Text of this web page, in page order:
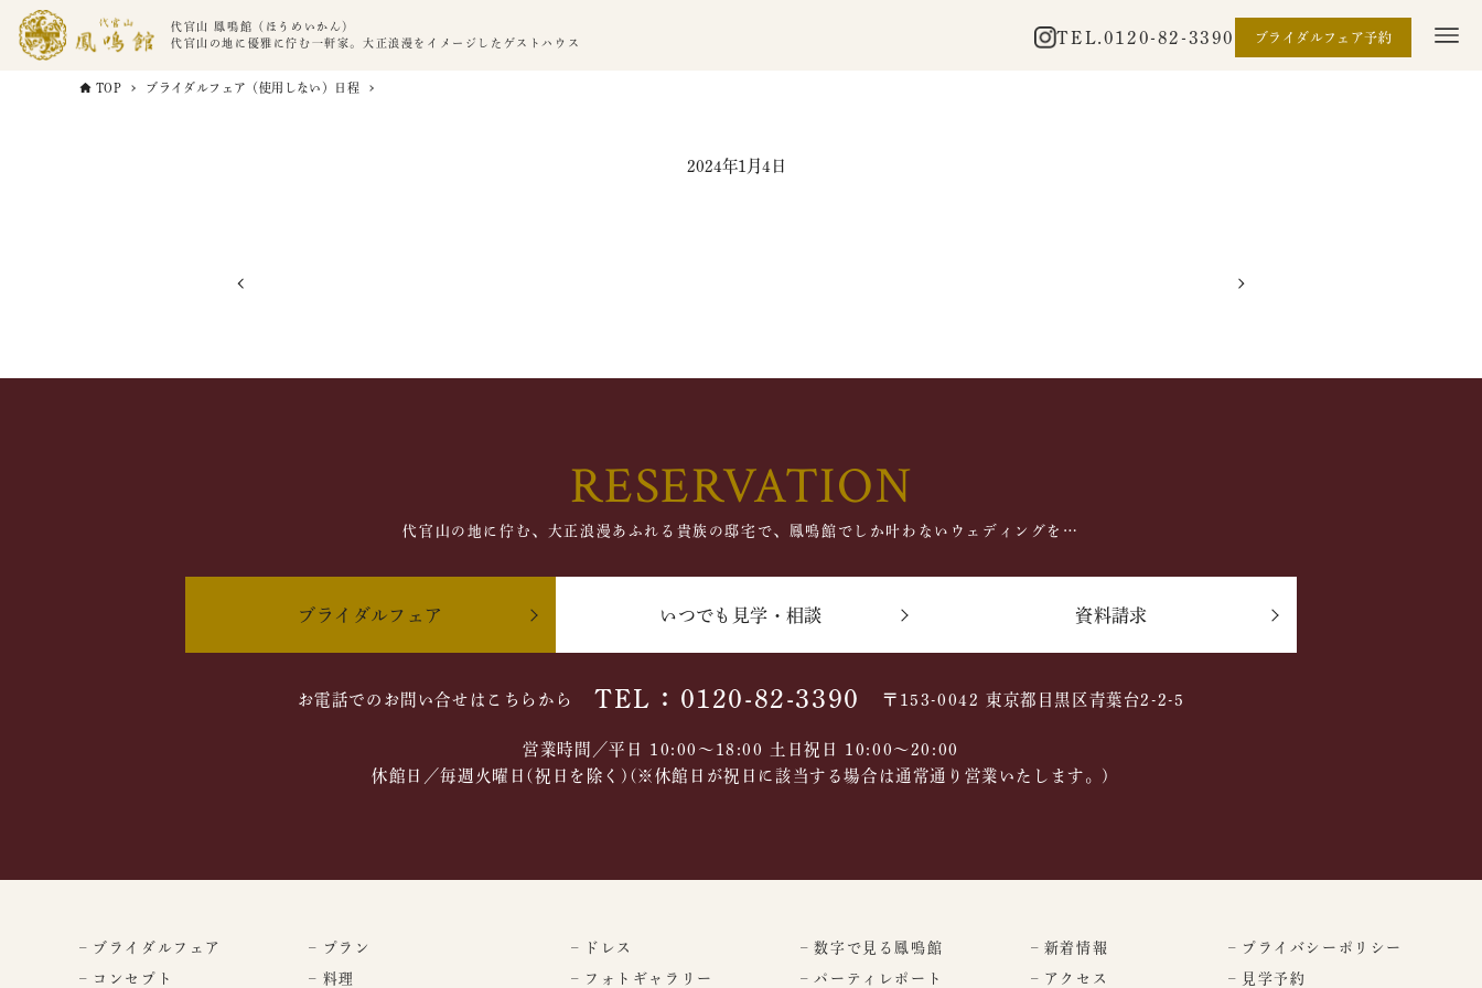
代官山 鳳鳴館（ほうめいかん）
代官山の地に優雅に佇む一軒家。大正浪漫をイメージしたゲストハウス
TEL. 0120-82-3390 ブライダルフェア予約
TOP ブライダルフェア（使用しない）日程
2024年1月4日
RESERVATION
代官山の地に佇む、大正浪漫あふれる貴族の邸宅で、鳳鳴館でしか叶わないウェディングを…
ブライダルフェア いつでも見学・相談 資料請求
お電話でのお問い合せはこちらから TEL：0120-82-3390 〒153-0042 東京都目黒区青葉台2-2-5
営業時間／平日 10:00～18:00 土日祝日 10:00〜20:00
休館日／毎週火曜日(祝日を除く)(※休館日が祝日に該当する場合は通常通り営業いたします。)
– ブライダルフェア
– コンセプト
– プラン
– 料理
– ドレス
– フォトギャラリー
– 数字で見る鳳鳴館
– パーティレポート
– 新着情報
– アクセス
– プライバシーポリシー
– 見学予約